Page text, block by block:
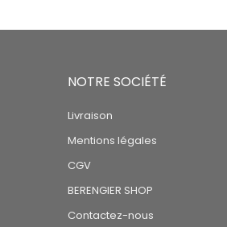
NOTRE SOCIÉTÉ
Livraison
Mentions légales
CGV
BERENGIER SHOP
Contactez-nous